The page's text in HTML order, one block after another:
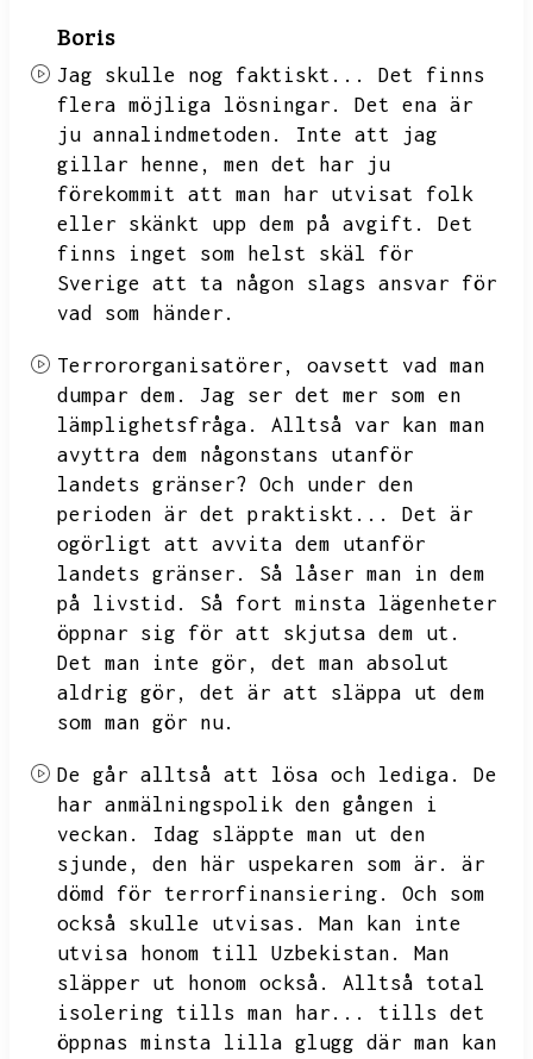
Boris
Jag skulle nog faktiskt...
Det finns
flera möjliga lösningar.
Det ena är
ju annalindmetoden.
Inte att jag
gillar henne,
men det har ju
förekommit att man har utvisat folk
eller skänkt upp dem på avgift.
Det
finns inget som helst skäl för
Sverige att ta någon slags ansvar för
vad som händer.
Terrororganisatörer,
oavsett vad man
dumpar dem.
Jag ser det mer som en
lämplighetsfråga.
Alltså var kan man
avyttra dem någonstans utanför
landets gränser? Och under den
perioden är det praktiskt...
Det är
ogörligt att avvita dem utanför
landets gränser.
Så låser man in dem
på livstid.
Så fort minsta lägenheter
öppnar sig för att skjutsa dem ut.
Det man inte gör,
det man absolut
aldrig gör,
det är att släppa ut dem
som man gör nu.
De går alltså att lösa och lediga.
De
har anmälningspolik den gången i
veckan.
Idag släppte man ut den
sjunde,
den här uspekaren som är.
är
dömd för terrorfinansiering.
Och som
också skulle utvisas.
Man kan inte
utvisa honom till Uzbekistan.
Man
släpper ut honom också.
Alltså total
isolering tills man har...
tills det
öppnas minsta lilla glugg där man kan